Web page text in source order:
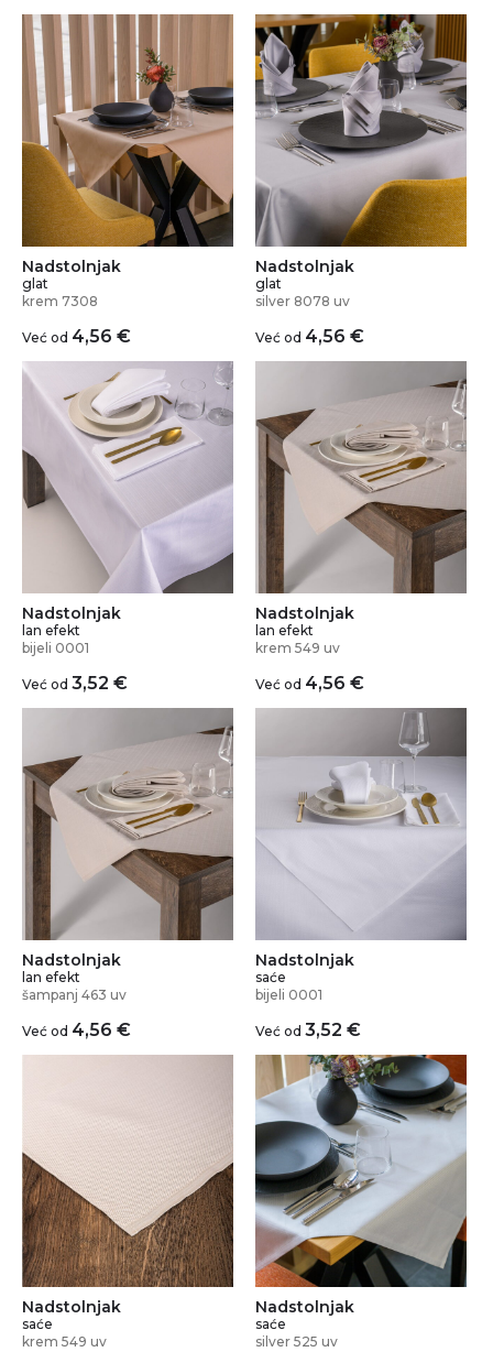
Nadstolnjak
glat
krem 7308
Već od 4,56 €
Nadstolnjak
glat
silver 8078 uv
Već od 4,56 €
Nadstolnjak
lan efekt
bijeli 0001
Već od 3,52 €
Nadstolnjak
lan efekt
krem 549 uv
Već od 4,56 €
Nadstolnjak
lan efekt
šampanj 463 uv
Već od 4,56 €
Nadstolnjak
saće
bijeli 0001
Već od 3,52 €
Nadstolnjak
saće
krem 549 uv
Nadstolnjak
saće
silver 525 uv